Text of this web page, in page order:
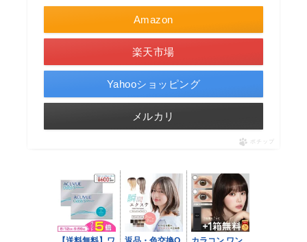
Amazon
楽天市場
Yahooショッピング
メルカリ
ポチップ